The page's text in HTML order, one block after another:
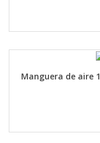
Manguera de aire